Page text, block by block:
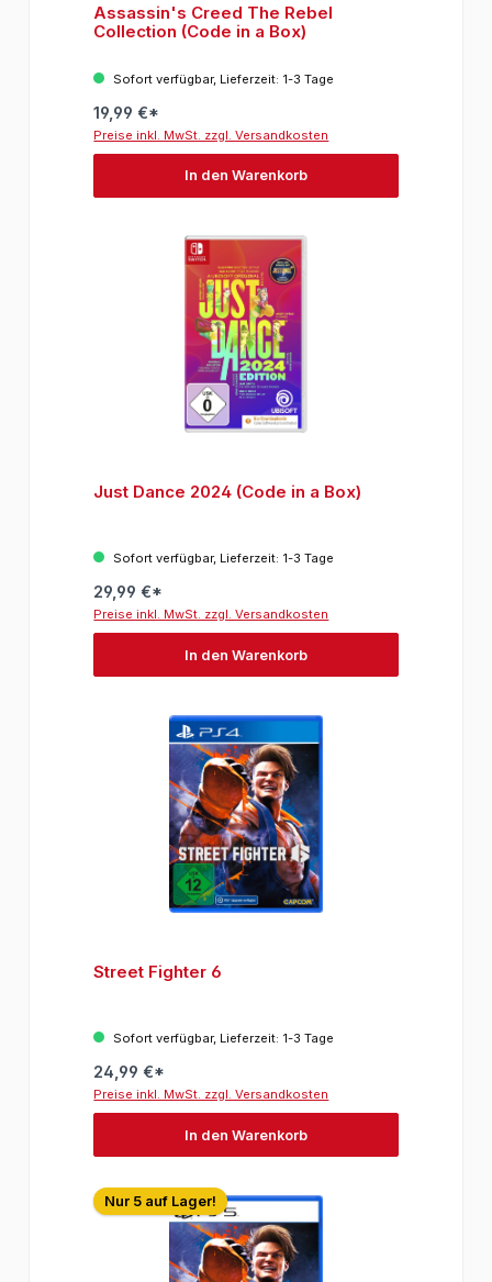
Assassin's Creed The Rebel
Collection (Code in a Box)
Sofort verfügbar, Lieferzeit: 1-3 Tage
19,99 €*
Preise inkl. MwSt. zzgl. Versandkosten
In den Warenkorb
Just Dance 2024 (Code in a Box)
Sofort verfügbar, Lieferzeit: 1-3 Tage
29,99 €*
Preise inkl. MwSt. zzgl. Versandkosten
In den Warenkorb
Street Fighter 6
Sofort verfügbar, Lieferzeit: 1-3 Tage
24,99 €*
Preise inkl. MwSt. zzgl. Versandkosten
In den Warenkorb
Nur 5 auf Lager!